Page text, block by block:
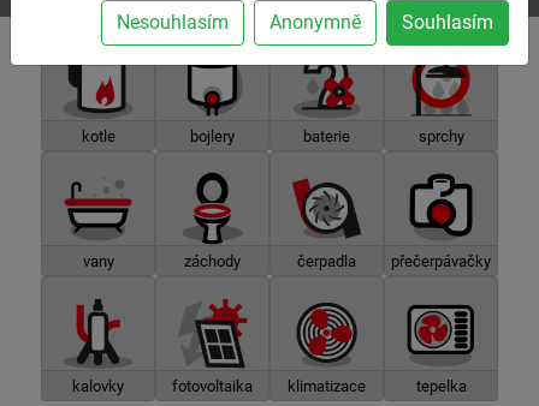
kotle bojlery baterie sprchy
vany záchody čerpadla přečerpávačky
kalovky fotovoltaika klimatizace tepelka
Nesouhlasím Anonymně Souhlasím